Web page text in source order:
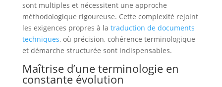
sont multiples et nécessitent une approche
méthodologique rigoureuse. Cette complexité rejoint
les exigences propres à la traduction de documents
techniques, où précision, cohérence terminologique
et démarche structurée sont indispensables.
Maîtrise d’une terminologie en
constante évolution